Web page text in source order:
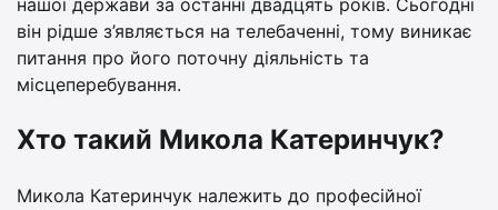
нашої держави за останні двадцять років. Сьогодні
він рідше з’являється на телебаченні, тому виникає
питання про його поточну діяльність та
місцеперебування.
Хто такий Микола Катеринчук?
Микола Катеринчук належить до професійної